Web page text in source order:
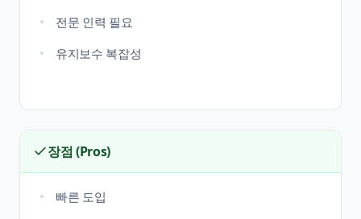
전문 인력 필요
유지보수 복잡성
장점 (Pros)
빠른 도입